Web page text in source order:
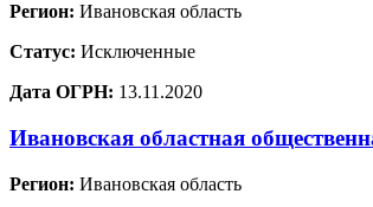
Регион: Ивановская область
Статус: Исключенные
Дата ОГРН: 13.11.2020
Ивановская областная
Регион: Ивановская область